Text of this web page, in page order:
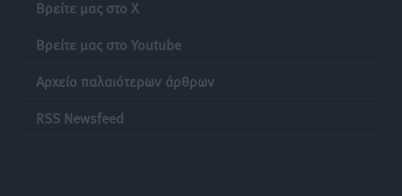
Βρείτε μας στο X
Βρείτε μας στο Youtube
Αρχείο παλαιότερων άρθρων
RSS Newsfeed